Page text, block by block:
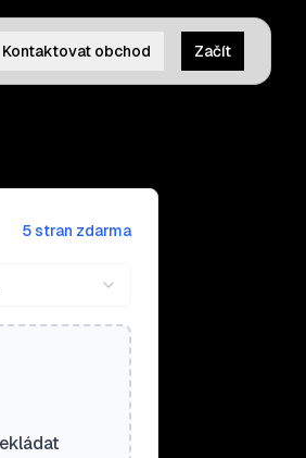
Kontaktovat obchod Začít
5 stran zdarma